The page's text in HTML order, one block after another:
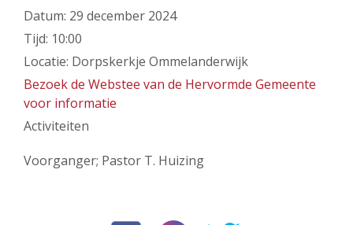
Datum: 29 december 2024
Tijd: 10:00
Locatie: Dorpskerkje Ommelanderwijk
Bezoek de Webstee van de Hervormde Gemeente
voor informatie
Activiteiten
Voorganger; Pastor T. Huizing